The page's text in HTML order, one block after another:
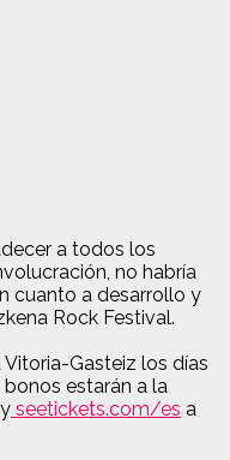
a todos los
no habría
cuanto a desarrollo y
Rock Festival.
Vitoria-Gasteiz los días
bonos estarán a la
y seetickets.com/es a